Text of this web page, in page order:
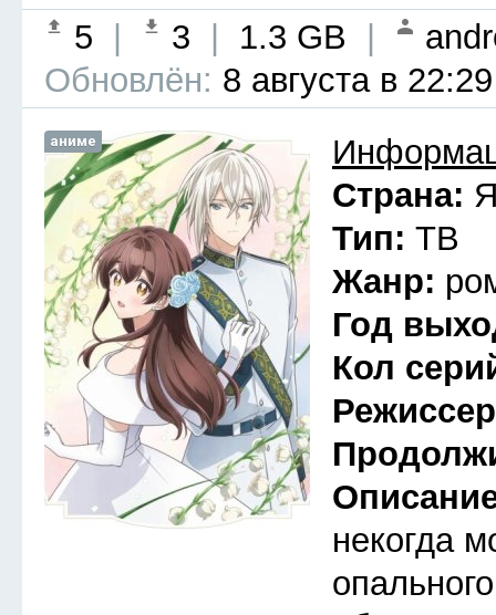
5 3 1.3 GB
Обновлён: 8 августа в 22:29
аниме
Страна:
Тип: ТВ
Жанр:
Год
Кол
некогда